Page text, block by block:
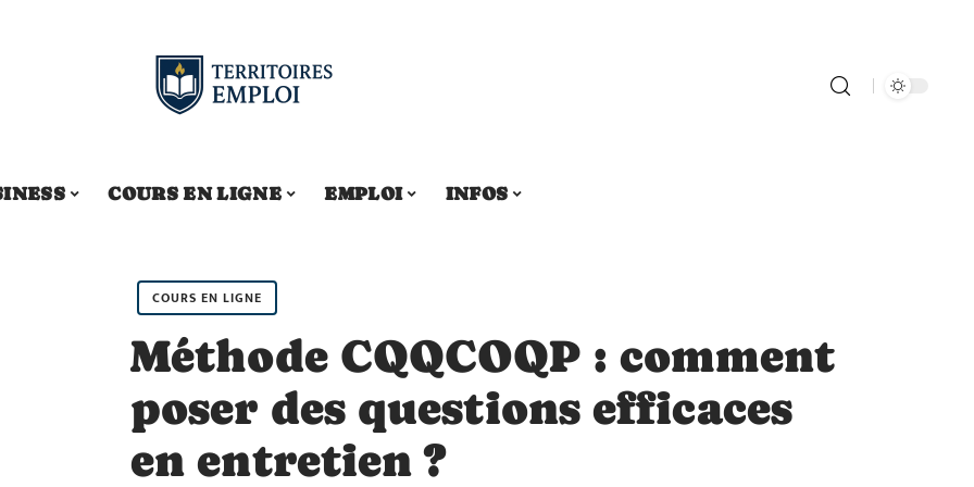
COURS EN LIGNE EMPLOI INFOS
COURS EN LIGNE
Méthode CQQCOQP : comment
poser des questions efficaces
en entretien ?